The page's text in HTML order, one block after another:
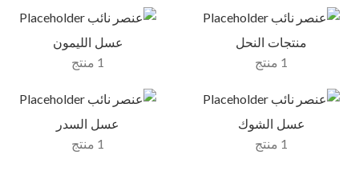
منتجات النحل
1 منتج
عسل الليمون
1 منتج
عسل الشوك
1 منتج
عسل السدر
1 منتج